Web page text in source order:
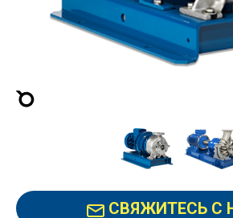
СВЯЖИТЕСЬ С